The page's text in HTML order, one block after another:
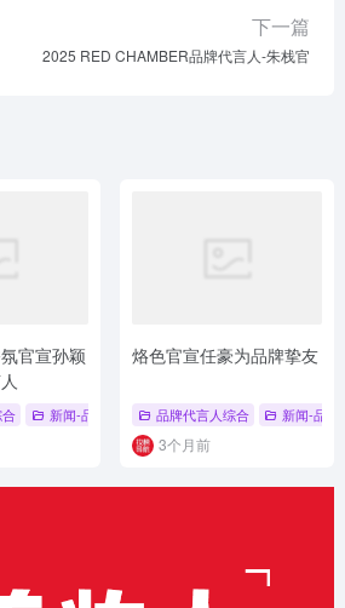
下一篇
2025 RED CHAMBER品牌代言人-朱栈官
官宣孙颖
新闻-品牌代言人
烙色官宣任豪为品牌挚友
品牌代言人综合 新闻-品牌
3个月前